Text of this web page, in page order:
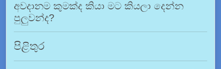
අවදානම කුමක්ද කියා මට කියලා දෙන්න
පුලුවන්ද?
පිළිතුර